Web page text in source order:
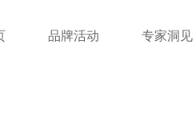
品牌活动 专家洞见